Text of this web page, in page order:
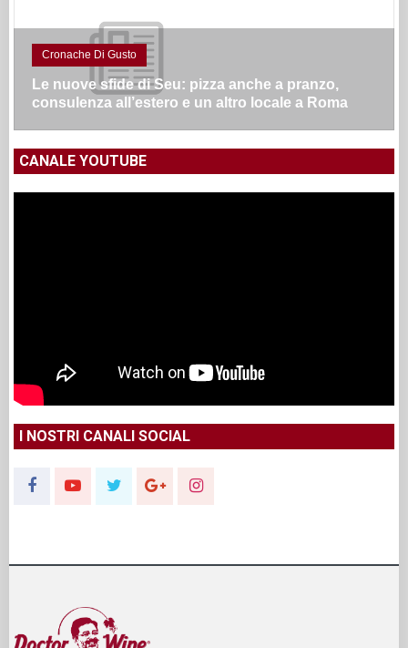
Cronache Di Gusto
Le nuove sfide di Seu: pizza anche a pranzo,
consulenza all’estero e un altro locale a Roma
CANALE YOUTUBE
I NOSTRI CANALI SOCIAL